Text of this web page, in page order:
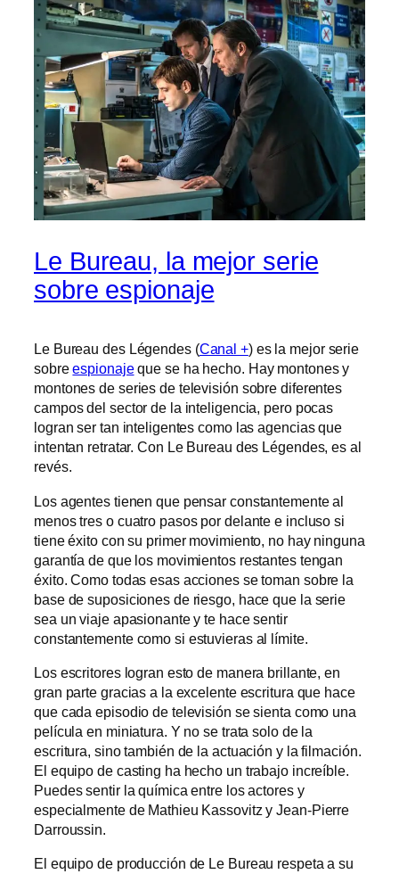
Le Bureau, la mejor serie
sobre espionaje
Le Bureau des Légendes (Canal +) es la mejor serie
sobreespionajeque se ha hecho. Hay montones y
montones de series de televisión sobre diferentes
campos del sector de la inteligencia, pero pocas
logran ser tan inteligentes como las agencias que
intentan retratar. Con Le Bureau des Légendes, es al
revés.
Los agentes tienen que pensar constantemente al
menos tres o cuatro pasos por delante e incluso si
tiene éxito con su primer movimiento, no hay ninguna
garantía de que los movimientos restantes tengan
éxito. Como todas esas acciones se toman sobre la
base de suposiciones de riesgo, hace que la serie
sea un viaje apasionante y te hace sentir
constantemente como si estuvieras al límite.
Los escritores logran esto de manera brillante, en
gran parte gracias a la excelente escritura que hace
que cada episodio de televisión se sienta como una
película en miniatura. Y no se trata solo de la
escritura, sino también de la actuación y la filmación.
El equipo de casting ha hecho un trabajo increíble.
Puedes sentir la química entre los actores y
especialmente de Mathieu Kassovitz y Jean-Pierre
Darroussin.
El equipo de producción de Le Bureau respeta a su